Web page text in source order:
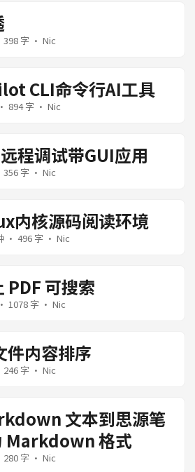
字 · Nic
CLI命令行AI工具
894 字 · Nic
程调试带GUI应用
字 · Nic
内核源码阅读环境
· 496 字 · Nic
可搜索
1078 字 · Nic
内容排序
字 · Nic
文本到思源笔
Markdown 格式
字 · Nic